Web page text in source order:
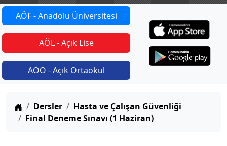
AÖF - Anadolu Üniversitesi
AÖL - Açık Lise
AÖO - Açık Ortaokul
Anasayfa
Dersler
Hasta ve Çalışan Güvenliği
Final Deneme Sınavı (1 Haziran)